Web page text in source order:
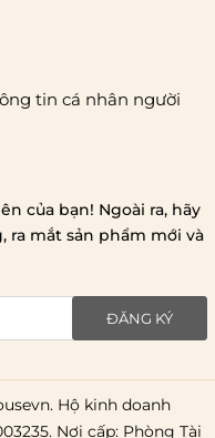
chuyển
miễn phí ship
tin cá nhân người
của bạn! Ngoài ra, hãy
ra mắt sản phẩm mới và
ĐĂNG KÝ
Hộ kinh doanh
Nơi cấp: Phòng Tài